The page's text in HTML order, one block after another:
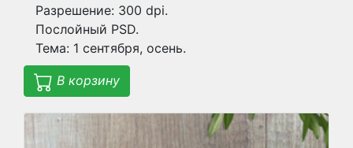
Разрешение: 300 dpi.
Послойный PSD.
Тема: 1 сентября, осень.
В корзину